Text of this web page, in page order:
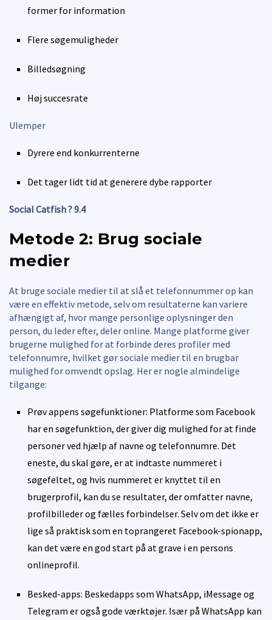
former for information
Flere søgemuligheder
Billedsøgning
Høj succesrate
Ulemper
Dyrere end konkurrenterne
Det tager lidt tid at generere dybe rapporter
Social Catfish ? 9.4
Metode 2: Brug sociale
medier
At bruge sociale medier til at slå et telefonnummer op kan
være en effektiv metode, selv om resultaterne kan variere
afhængigt af, hvor mange personlige oplysninger den
person, du leder efter, deler online. Mange platforme giver
brugerne mulighed for at forbinde deres profiler med
telefonnumre, hvilket gør sociale medier til en brugbar
mulighed for omvendt opslag. Her er nogle almindelige
tilgange:
Prøv appens søgefunktioner: Platforme som Facebook
har en søgefunktion, der giver dig mulighed for at finde
personer ved hjælp af navne og telefonnumre. Det
eneste, du skal gøre, er at indtaste nummeret i
søgefeltet, og hvis nummeret er knyttet til en
brugerprofil, kan du se resultater, der omfatter navne,
profilbilleder og fælles forbindelser. Selv om det ikke er
lige så praktisk som en toprangeret Facebook-spionapp,
kan det være en god start på at grave i en persons
onlineprofil.
Besked-apps: Beskedapps som WhatsApp, iMessage og
Telegram er også gode værktøjer. Især på WhatsApp kan